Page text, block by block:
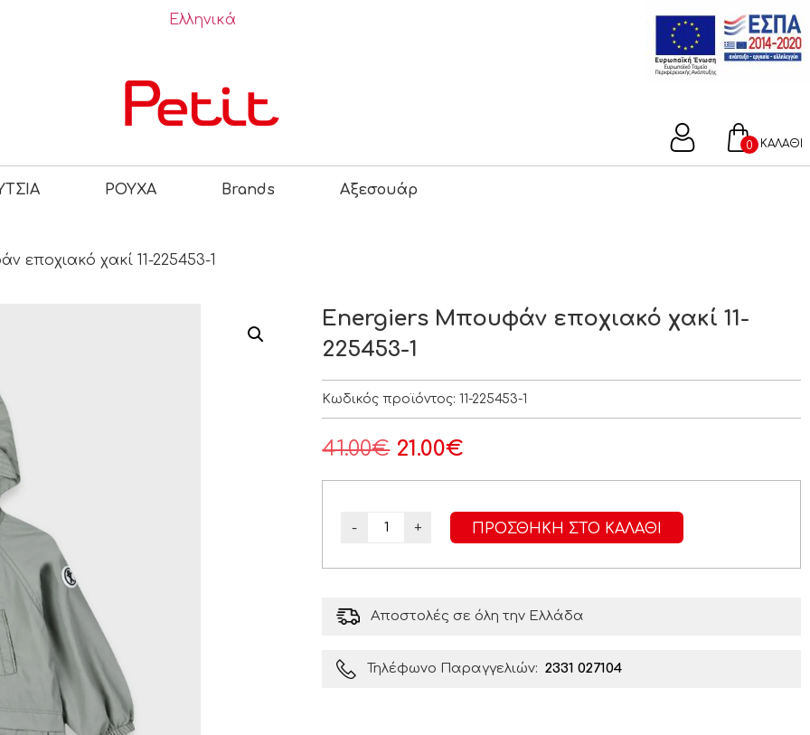
Ελληνικά
ΚΑΛΑΘΙ
0
ΡΟΥΧΑ Brands Αξεσουάρ
χακί 11-225453-1
Energiers Μπουφάν εποχιακό χακί 11-
225453-1
Κωδικός προϊόντος:11-225453-1
41.00€ 21.00€
- + ΠΡΟΣΘΉΚΗ ΣΤΟ ΚΑΛΆΘΙ
Αποστολές σε όλη την Ελλάδα
Τηλέφωνο Παραγγελιών: 2331 027104